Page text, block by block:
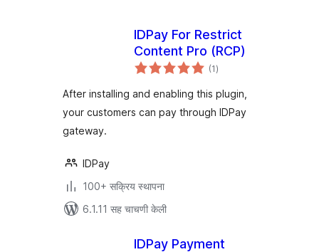
IDPay For Restrict
Content Pro (RCP)
(1एकूण
मूल्यांकन
)
After installing and enabling this plugin,
your customers can pay through IDPay
gateway.
IDPay
100+ सक्रिय स्थापना
6.1.11 सह चाचणी केली
IDPay Payment